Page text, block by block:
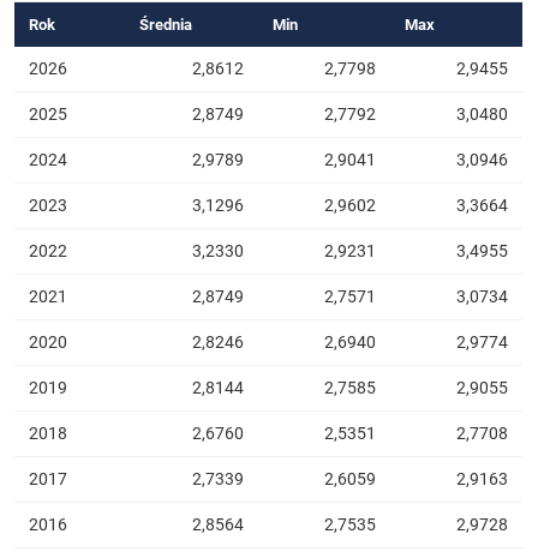
Rok Średnia Min Max
2026 2,8612 2,7798 2,9455
2025 2,8749 2,7792 3,0480
2024 2,9789 2,9041 3,0946
2023 3,1296 2,9602 3,3664
2022 3,2330 2,9231 3,4955
2021 2,8749 2,7571 3,0734
2020 2,8246 2,6940 2,9774
2019 2,8144 2,7585 2,9055
2018 2,6760 2,5351 2,7708
2017 2,7339 2,6059 2,9163
2016 2,8564 2,7535 2,9728